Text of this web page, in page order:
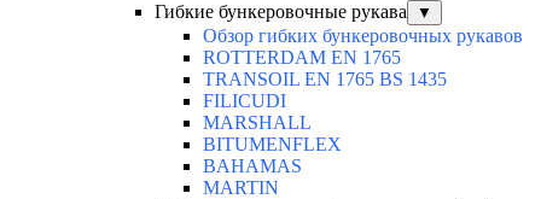
Гибкие бункеровочные рукава
▼
Обзор гибких бункеровочных рукавов
ROTTERDAM EN 1765
TRANSOIL EN 1765 BS 1435
FILICUDI
MARSHALL
BITUMENFLEX
BAHAMAS
MARTIN